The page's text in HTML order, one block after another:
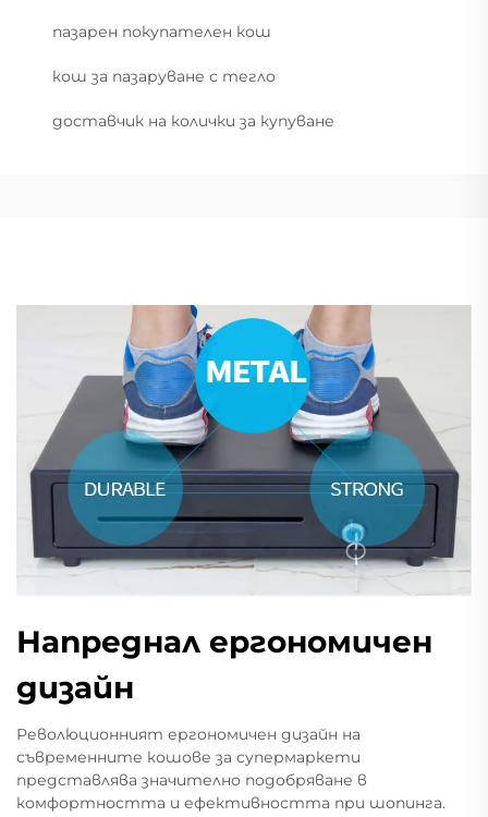
пазарен покупателен кош
кош за пазаруване с тегло
доставчик на колички за купуване
Напреднал ергономичен
дизайн
Революционният ергономичен дизайн на
съвременните кошове за супермаркети
представлява значително подобряване в
комфортността и ефективността при шопинга.